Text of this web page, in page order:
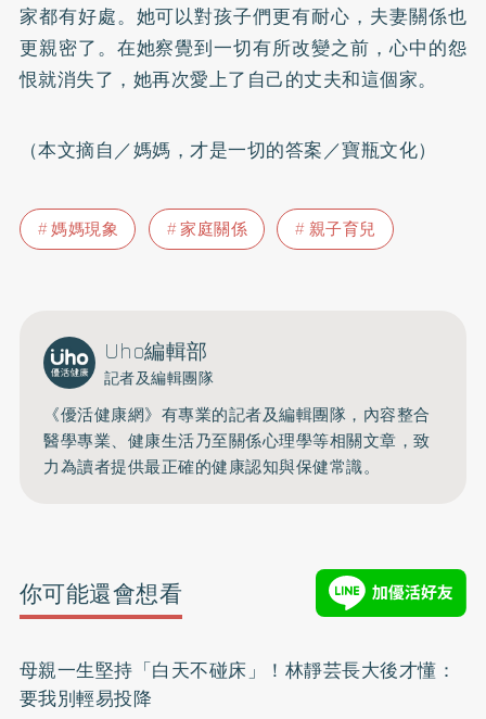
家都有好處。她可以對孩子們更有耐心，夫妻關係也
更親密了。在她察覺到一切有所改變之前，心中的怨
恨就消失了，她再次愛上了自己的丈夫和這個家。
（本文摘自／媽媽，才是一切的答案／寶瓶文化）
媽媽現象 家庭關係 親子育兒
Uho編輯部
記者及編輯團隊
《優活健康網》有專業的記者及編輯團隊，內容整合
醫學專業、健康生活乃至關係心理學等相關文章，致
力為讀者提供最正確的健康認知與保健常識。
你可能還會想看
母親一生堅持「白天不碰床」！林靜芸長大後才懂：
要我別輕易投降